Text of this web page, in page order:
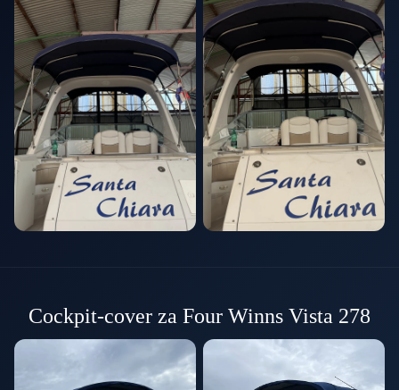
Cockpit-cover za Four Winns Vista 278